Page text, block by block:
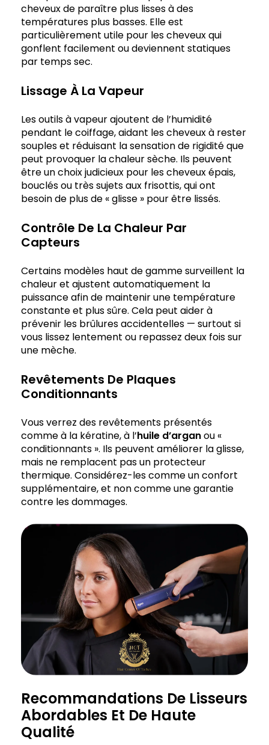
cheveux de paraître plus lisses à des
températures plus basses. Elle est
particulièrement utile pour les cheveux qui
gonflent facilement ou deviennent statiques
par temps sec.
Lissage À La Vapeur
Les outils à vapeur ajoutent de l’humidité
pendant le coiffage, aidant les cheveux à rester
souples et réduisant la sensation de rigidité que
peut provoquer la chaleur sèche. Ils peuvent
être un choix judicieux pour les cheveux épais,
bouclés ou très sujets aux frisottis, qui ont
besoin de plus de « glisse » pour être lissés.
Contrôle De La Chaleur Par
Capteurs
Certains modèles haut de gamme surveillent la
chaleur et ajustent automatiquement la
puissance afin de maintenir une température
constante et plus sûre. Cela peut aider à
prévenir les brûlures accidentelles — surtout si
vous lissez lentement ou repassez deux fois sur
une mèche.
Revêtements De Plaques
Conditionnants
Vous verrez des revêtements présentés
comme à la kératine, à l’huile d’arganou «
conditionnants ». Ils peuvent améliorer la glisse,
mais ne remplacent pas un protecteur
thermique. Considérez-les comme un confort
supplémentaire, et non comme une garantie
contre les dommages.
Recommandations De Lisseurs
Abordables Et De Haute
Qualité